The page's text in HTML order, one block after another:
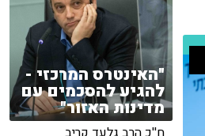
"האינטרס המרכזי -
להגיע להסכמים עם
מדינות האזור"